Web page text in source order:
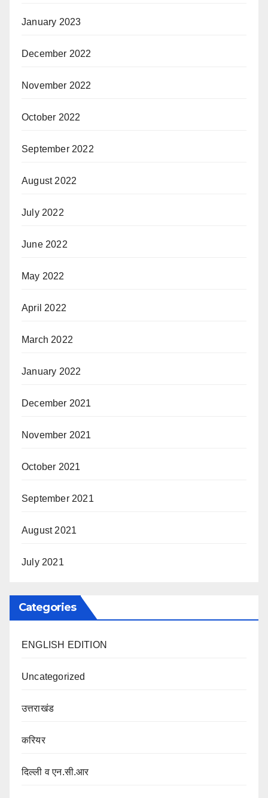
January 2023
December 2022
November 2022
October 2022
September 2022
August 2022
July 2022
June 2022
May 2022
April 2022
March 2022
January 2022
December 2021
November 2021
October 2021
September 2021
August 2021
July 2021
Categories
ENGLISH EDITION
Uncategorized
उत्तराखंड
करियर
दिल्ली व एन.सी.आर